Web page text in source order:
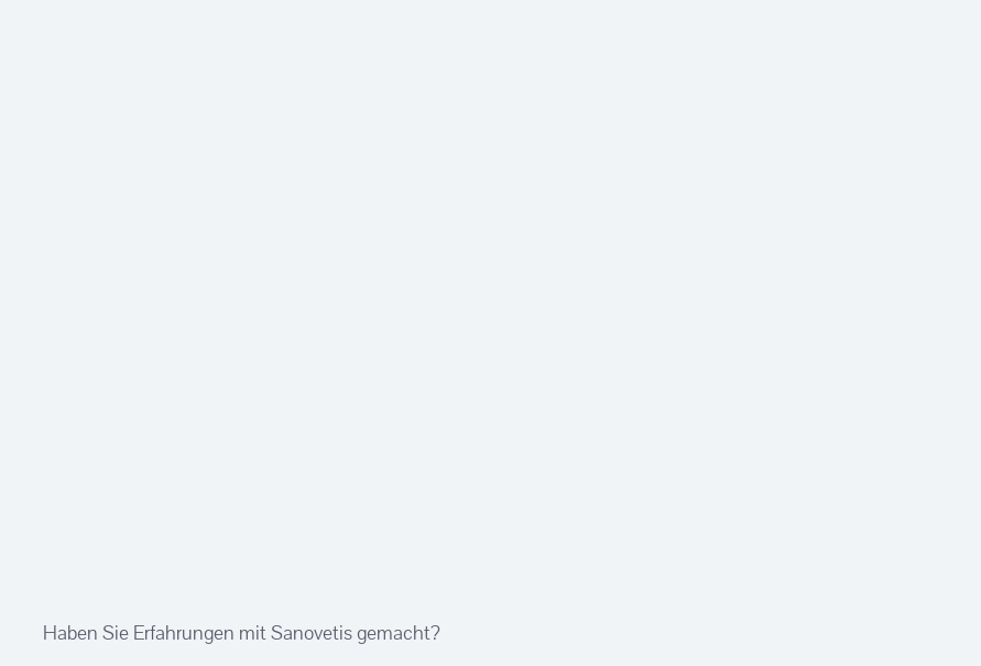
Haben Sie Erfahrungen mit Sanovetis gemacht?